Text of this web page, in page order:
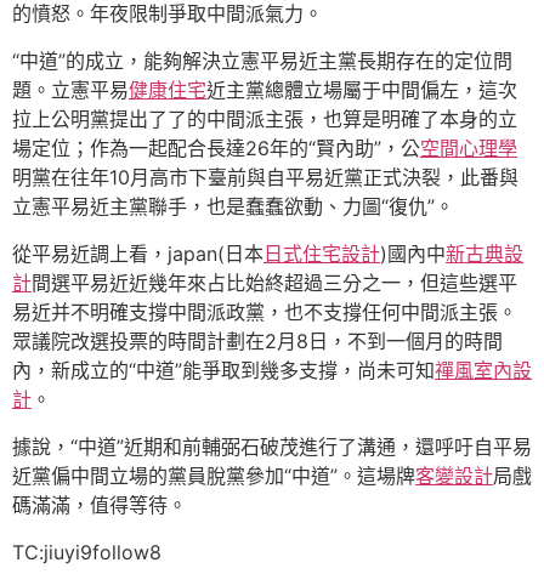
的憤怒。年夜限制爭取中間派氣力。
“中道”的成立，能夠解決立憲平易近主黨長期存在的定位問
題。立憲平易健康住宅近主黨總體立場屬于中間偏左，這次
拉上公明黨提出了了的中間派主張，也算是明確了本身的立
場定位；作為一起配合長達26年的“賢內助”，公空間心理學
明黨在往年10月高市下臺前與自平易近黨正式決裂，此番與
立憲平易近主黨聯手，也是蠢蠢欲動、力圖“復仇”。
從平易近調上看，japan(日本 日式住宅設計)國內中新古典設
計間選平易近近幾年來占比始終超過三分之一，但這些選平
易近并不明確支撐中間派政黨，也不支撐任何中間派主張。
眾議院改選投票的時間計劃在2月8日，不到一個月的時間
內，新成立的“中道”能爭取到幾多支撐，尚未可知禪風室內設
計 。
據說，“中道”近期和前輔弼石破茂進行了溝通，還呼吁自平易
近黨偏中間立場的黨員脫黨參加“中道”。這場牌客變設計局戲
碼滿滿，值得等待。
TC:jiuyi9follow8